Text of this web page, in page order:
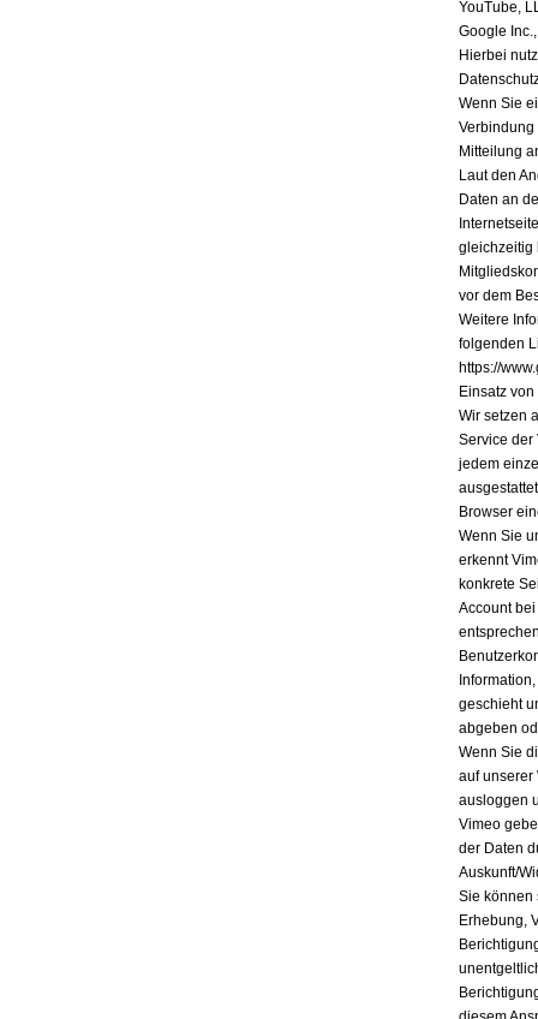
YouTube,
Google
Hierbei
Wenn Sie
Verbindung
Mitteilung
Laut den
Daten an
gleichzeitig
vor dem
Weitere
folgenden
https://
Einsatz
Wir setzen
Service der
jedem
Browser
Wenn Sie
erkennt
konkrete
Account
geschieht
abgeben
Wenn Sie
auf unserer
ausloggen
Vimeo
der Daten
Auskunft/
Sie können
Erhebung,